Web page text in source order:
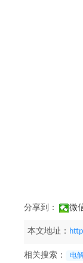
分享到： 微
本文地址：
相关搜索： 电